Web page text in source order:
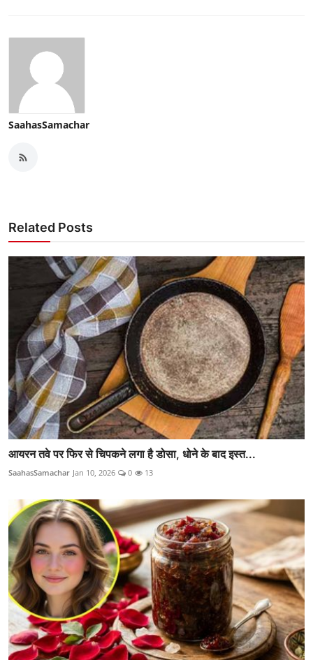
SaahasSamachar
Related Posts
आयरन तवे पर फिर से चिपकने लगा है डोसा, धोने के बाद इस्त...
SaahasSamachar Jan 10, 2026 0 13